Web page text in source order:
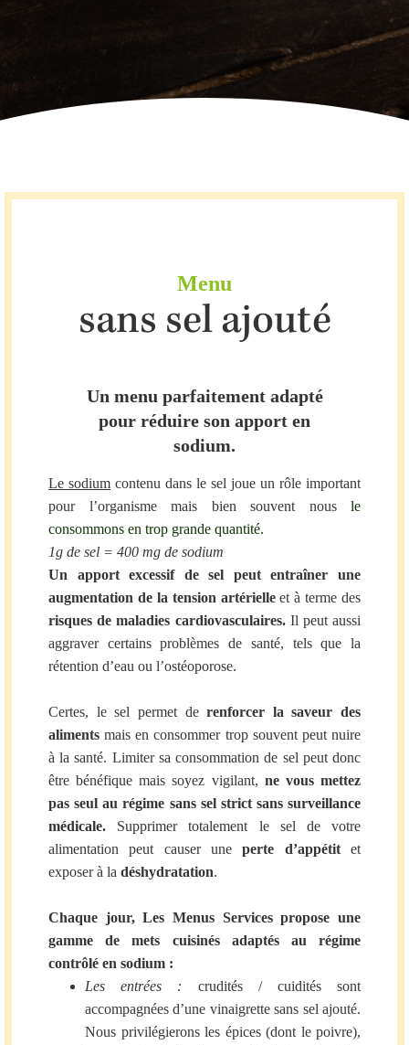
Menu
sans sel ajouté
Un menu parfaitement adapté
pour réduire son apport en
sodium.
Le sodium contenu dans le sel joue un rôle important
pour l’organisme mais bien souvent nousle
consommons en trop grande quantité.
1g de sel = 400 mg de sodium
Un apport excessif de sel peut entraîner une
augmentation de la tension artérielleet à terme des
risques de maladies cardiovasculaires.Il peut aussi
aggraver certains problèmes de santé, tels que la
rétention d’eau ou l’ostéoporose.
Certes, le sel permet derenforcer la saveur des
aliments mais en consommer trop souvent peut nuire
à la santé. Limiter sa consommation de sel peut donc
être bénéfique mais soyez vigilant, ne vous mettez
pas seul au régime sans sel strict sans surveillance
médicale. Supprimer totalement le sel de votre
alimentation peut causer uneperte d’appétitet
exposer à la déshydratation.
Chaque jour, Les Menus Services propose une
gamme de mets cuisinés adaptés au régime
contrôlé en sodium :
Les entrées : crudités / cuidités sont
accompagnées d’une vinaigrette sans sel ajouté.
Nous privilégierons les épices (dont le poivre),